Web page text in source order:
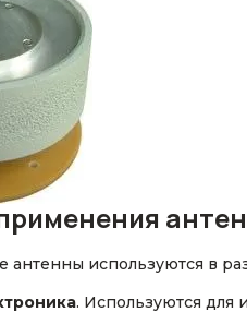
используются в
. Используются для